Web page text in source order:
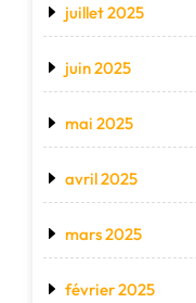
juillet 2025
juin 2025
mai 2025
avril 2025
mars 2025
février 2025